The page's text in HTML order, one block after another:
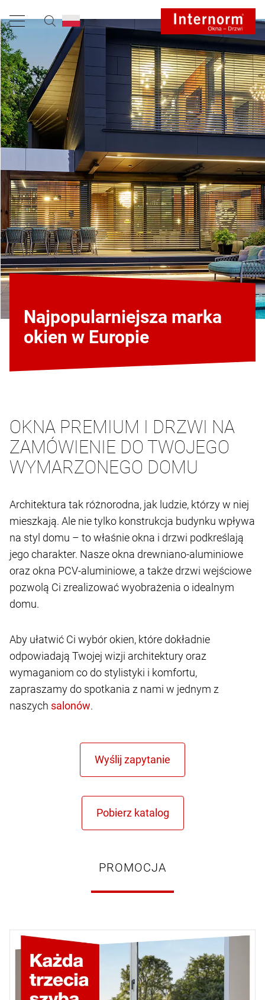
Najpopularniejsza marka
okien w Europie
OKNA PREMIUM I DRZWI NA
ZAMÓWIENIE DO TWOJEGO
WYMARZONEGO DOMU
Architektura tak różnorodna, jak ludzie, którzy w niej
mieszkają. Ale nie tylko konstrukcja budynku wpływa
na styl domu – to właśnie okna i drzwi podkreślają
jego charakter. Nasze okna drewniano-aluminiowe
oraz okna PCV-aluminiowe, a także drzwi wejściowe
pozwolą Ci zrealizować wyobrażenia o idealnym
domu.
Aby ułatwić Ci wybór okien, które dokładnie
odpowiadają Twojej wizji architektury oraz
wymaganiom co do stylistyki i komfortu,
zapraszamy do spotkania z nami w jednym z
naszych
.
PROMOCJA